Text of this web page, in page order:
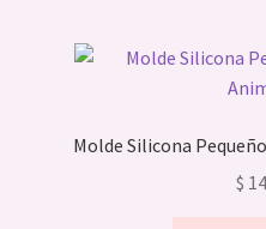
Molde Silicona
$